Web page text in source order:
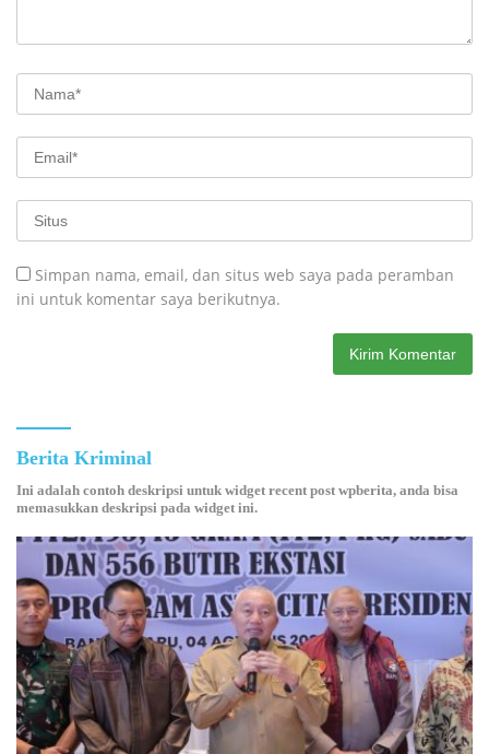
Simpan nama, email, dan situs web saya pada peramban
ini untuk komentar saya berikutnya.
Berita Kriminal
Ini adalah contoh deskripsi untuk widget recent post wpberita, anda bisa
memasukkan deskripsi pada widget ini.